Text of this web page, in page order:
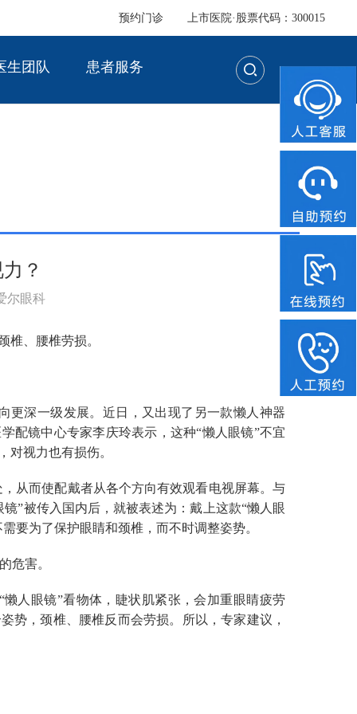
预约门诊 上市医院·股票代码：300015
生团队 患者服务
？
尔眼科
椎、腰椎劳损。
更深一级发展。近日，又出现了另一款懒人神器
配镜中心专家李庆玲表示，这种“懒人眼镜”不宜
对视力也有损伤。
从而使配戴者从各个方向有效观看电视屏幕。与
”被传入国内后，就被表述为：戴上这款“懒人眼
要为了保护眼睛和颈椎，而不时调整姿势。
危害。
人眼镜”看物体，睫状肌紧张，会加重眼睛疲劳
势，颈椎、腰椎反而会劳损。所以，专家建议，